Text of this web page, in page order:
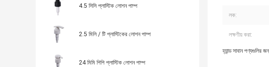
4.5 সিসি প্লাস্টিক লোশন পাম্প
2.5 মিলি / টি প্লাস্টিকের লোশন পাম্প
24 মিমি পিপি প্লাস্টিক লোশন পাম্প
লক:
লক্ষণীয় করা:
হ্যান্ড সাবান পণ্যগুলির